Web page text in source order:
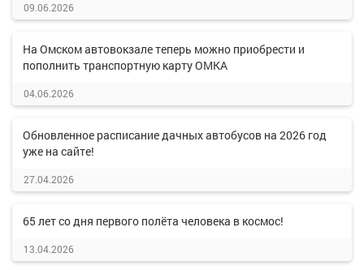
09.06.2026
На Омском автовокзале теперь можно приобрести и
пополнить транспортную карту ОМКА
04.06.2026
Обновленное расписание дачных автобусов на 2026 год
уже на сайте!
27.04.2026
65 лет со дня первого полёта человека в космос!
13.04.2026